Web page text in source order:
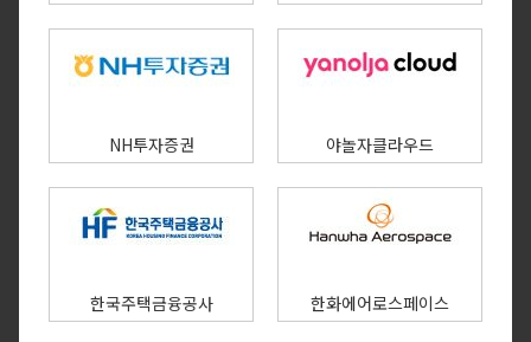
NH투자증권 야놀자클라우드
한국주택금융공사 한화에어로스페이스